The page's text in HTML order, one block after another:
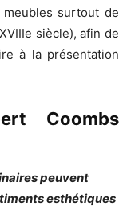
surtout de
siècle), afin de
à la présentation
Coombs
peuvent
esthétiques